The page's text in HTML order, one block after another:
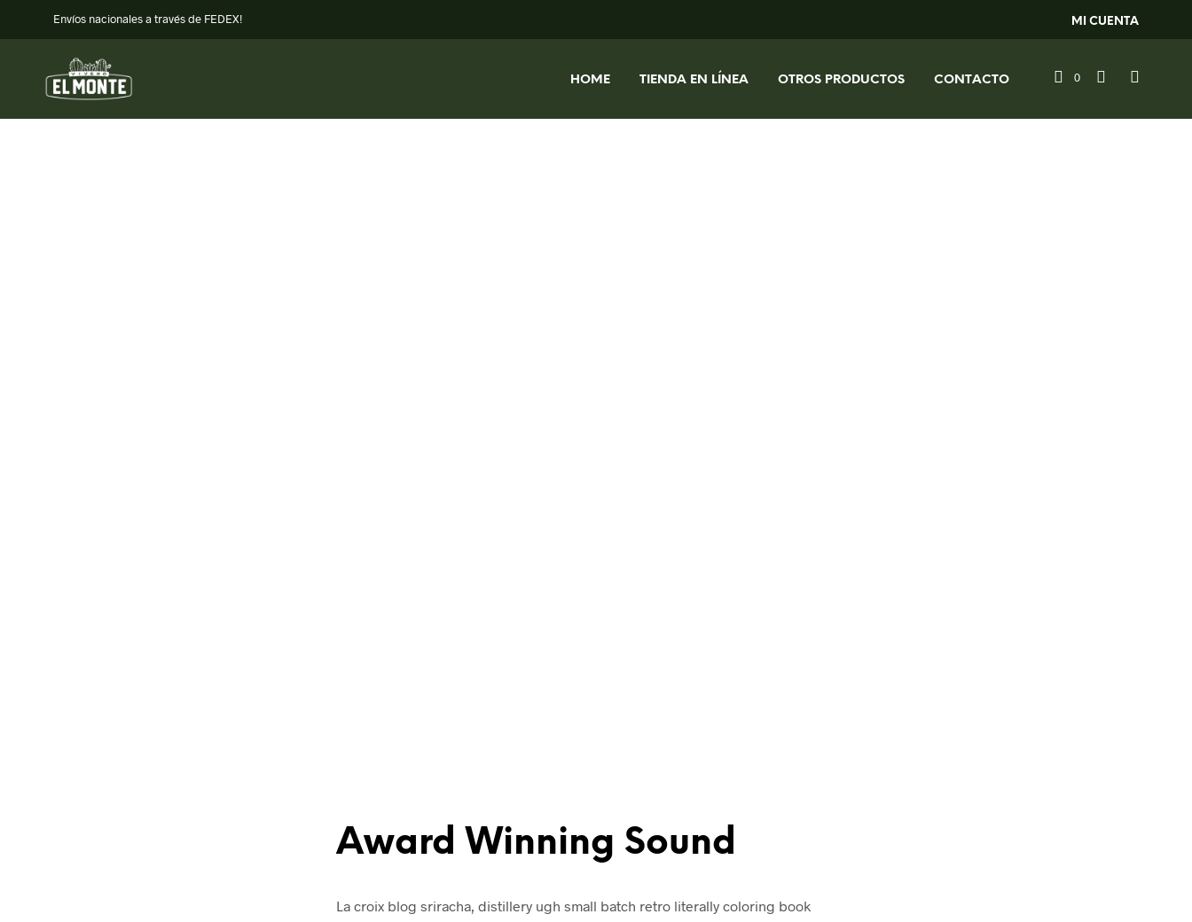
Envíos nacionales a través de FEDEX! MI CUENTA
HOME TIENDA EN LÍNEA OTROS PRODUCTOS CONTACTO 0
Award Winning Sound
La croix blog sriracha, distillery ugh small batch retro literally coloring book